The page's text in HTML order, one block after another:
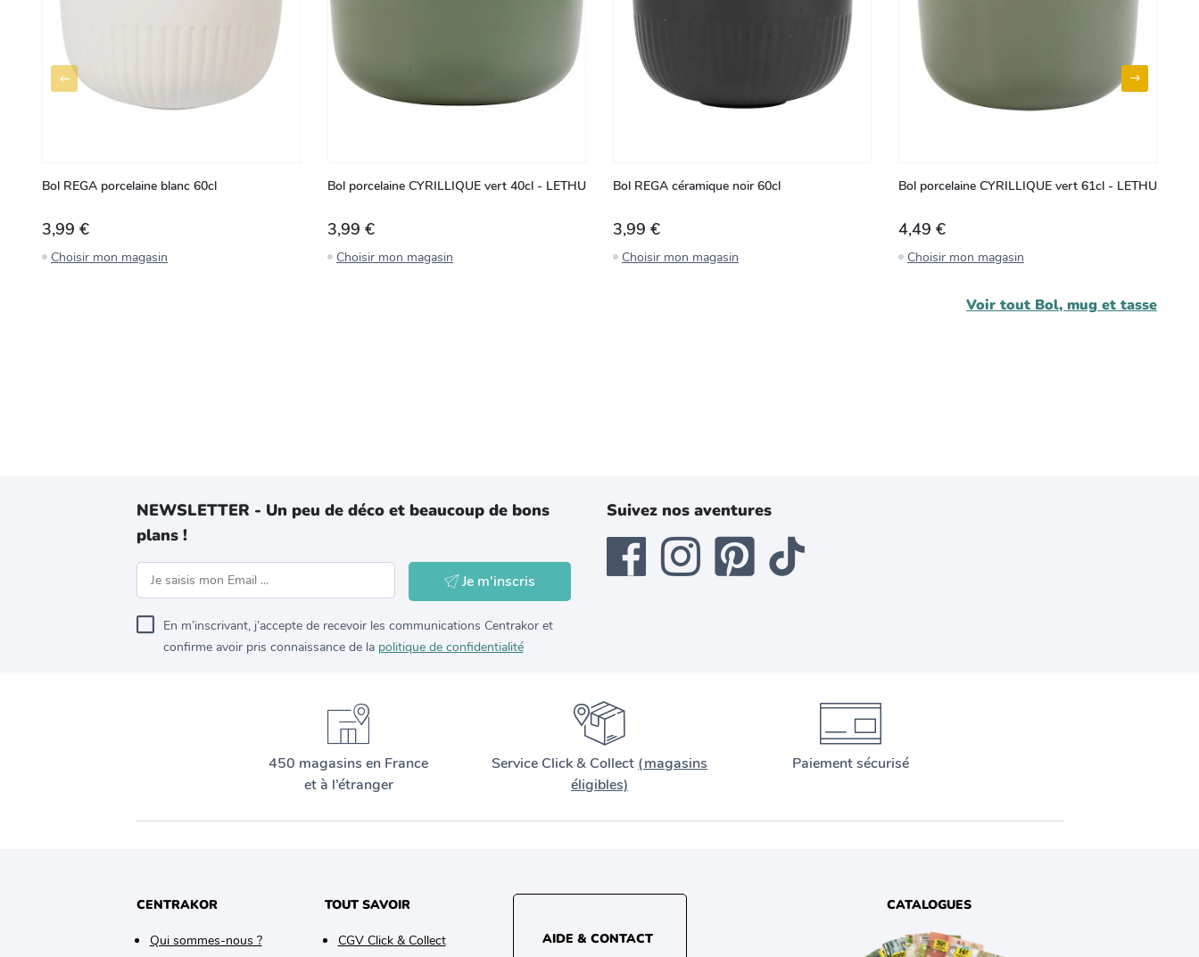
Bol REGA porcelaine blanc 60cl
3,99 €
Choisir mon magasin
Bol porcelaine CYRILLIQUE vert 40cl - LETHU
3,99 €
Choisir mon magasin
Bol REGA céramique noir 60cl
3,99 €
Choisir mon magasin
Bol porcelaine CYRILLIQUE vert 61cl - LETHU
4,49 €
Choisir mon magasin
Voir tout Bol, mug et tasse
NEWSLETTER - Un peu de déco et beaucoup de bons
plans !
Je m'inscris
En m’inscrivant, j’accepte de recevoir les communications Centrakor et
confirme avoir pris connaissance de la politique de confidentialité
Suivez nos aventures
450 magasins en France
et à l’étranger
Service Click & Collect (magasins
éligibles)
Paiement sécurisé
CENTRAKOR
Qui sommes-nous ?
TOUT SAVOIR
CGV Click & Collect AIDE & CONTACT
CATALOGUES